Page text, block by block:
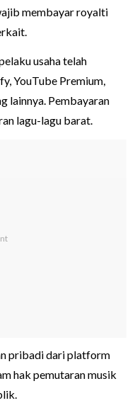
membayar royalti
usaha telah
YouTube Premium,
lainnya. Pembayaran
lagu-lagu barat.
pribadi dari platform
hak pemutaran musik